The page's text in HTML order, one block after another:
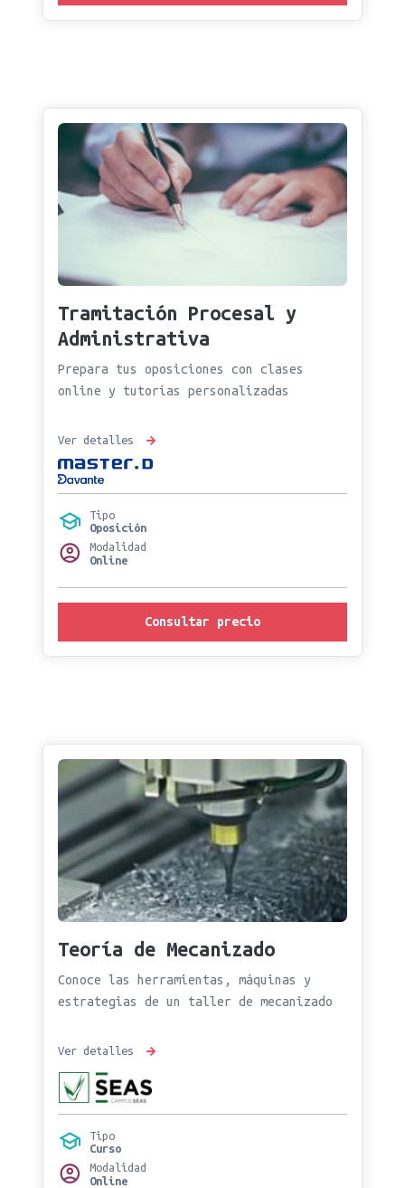
Tramitación Procesal y
Administrativa
Prepara tus oposiciones con clases
online y tutorías personalizadas
Ver detalles
Tipo
Oposición
Modalidad
Online
Consultar precio
Teoría de Mecanizado
Conoce las herramientas, máquinas y
estrategias de un taller de mecanizado
Ver detalles
Tipo
Curso
Modalidad
Online